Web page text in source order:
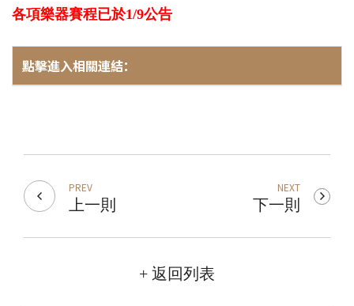
各項樂器賽程已於1/9公告
點擊進入相關連結：
PREV
上一則
NEXT
下一則
+ 返回列表